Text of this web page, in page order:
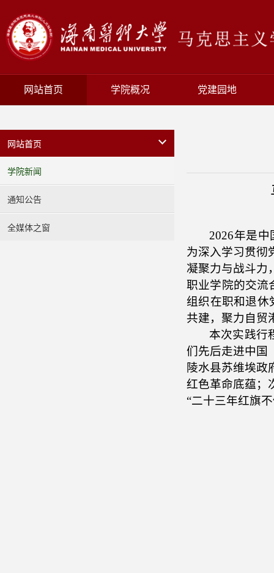
网站首页 学院概况 党建园地
网站首页
学院新闻
通知公告
全媒体之窗
2026年是
为深入学习贯彻
凝聚力与战斗
职业学院的交流
组织在职和退休
共建，聚力自贸
本次实践行
们先后走进中国
陵水县苏维埃政
红色革命底蕴；
“二十三年红旗